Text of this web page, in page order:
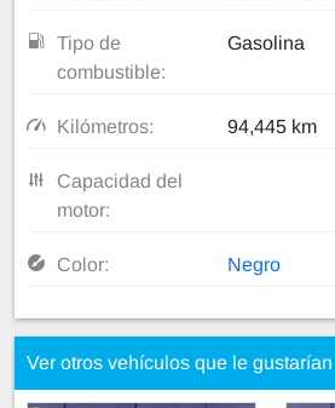
Tipo de
combustible:
Gasolina
Kilómetros: 94,445 km
Capacidad del
motor:
Color: Negro
Ver otros vehículos que le gustarían